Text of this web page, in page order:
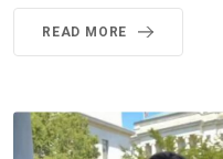
READ MORE